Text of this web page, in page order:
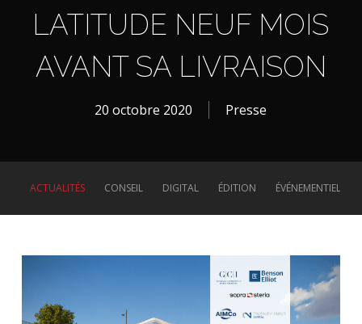
LATITUDE NEUF MOIS
AVANT SA LIVRAISON
20 octobre 2020 Presse
ACTUALITÉS CONSEIL DIGITAL ÉDITION ÉVÉNEMENTIEL